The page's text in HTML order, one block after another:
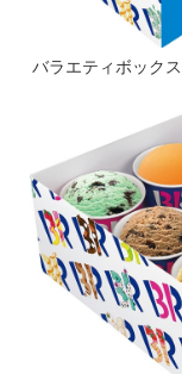
バラエティボック